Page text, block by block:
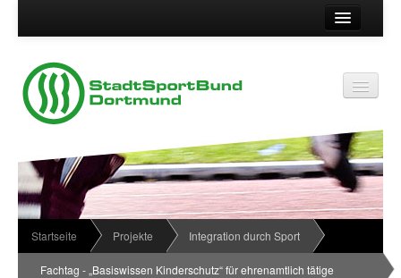
Suche
Vereinsservice
Vereinskennziffer
Passwort
Kontakt
Impressum
Datenschutz
Wir über uns
Organisationsstruktur
News
Startseite Projekte Integration durch Sport
Fachtag - „Basiswissen Kinderschutz“ für ehrenamtlich tätige